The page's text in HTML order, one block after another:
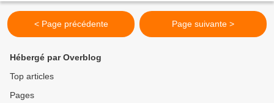
< Page précédente Page suivante >
Hébergé par Overblog
Top articles
Pages